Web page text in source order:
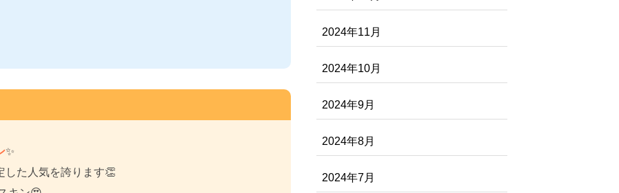
✨
した人気を誇ります👏
2024年11月
2024年10月
2024年9月
2024年8月
2024年7月